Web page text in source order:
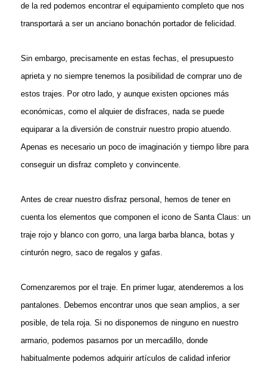
de la red podemos encontrar el equipamiento completo que nos
transportará a ser un anciano bonachón portador de felicidad.
Sin embargo, precisamente en estas fechas, el presupuesto
aprieta y no siempre tenemos la posibilidad de comprar uno de
estos trajes. Por otro lado, y aunque existen opciones más
económicas, como el alquier de disfraces, nada se puede
equiparar a la diversión de construir nuestro propio atuendo.
Apenas es necesario un poco de imaginación y tiempo libre para
conseguir un disfraz completo y convincente.
Antes de crear nuestro disfraz personal, hemos de tener en
cuenta los elementos que componen el icono de Santa Claus: un
traje rojo y blanco con gorro, una larga barba blanca, botas y
cinturón negro, saco de regalos y gafas.
Comenzaremos por el traje. En primer lugar, atenderemos a los
pantalones. Debemos encontrar unos que sean amplios, a ser
posible, de tela roja. Si no disponemos de ninguno en nuestro
armario, podemos pasarnos por un mercadillo, donde
habitualmente podemos adquirir artículos de calidad inferior